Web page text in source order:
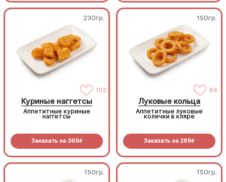
230гр.
102
Куриные наггетсы
Аппетитные куриные
наггетсы
Заказать за 369R
150гр.
64
Луковые кольца
Аппетитные луковые
колечки в кляре
Заказать за 289R
150гр. 150гр.